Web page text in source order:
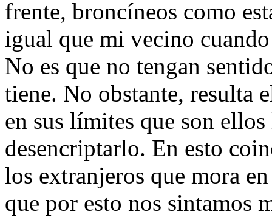
frente, broncíneos como
igual que mi vecino
No es que no tengan
tiene. No obstante, resulta
en sus límites que son
desencriptarlo. En esto
los extranjeros que mora
que por esto nos sintamos